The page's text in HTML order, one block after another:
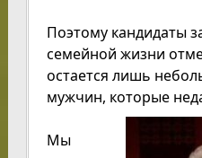
Поэтому кандидаты
семейной жизни
остается лишь
мужчин, которые
Мы